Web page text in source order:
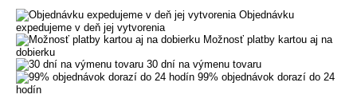
Objednávku
expedujeme v deň jej vytvorenia
Možnosť platby kartou aj na
dobierku
30 dní na výmenu tovaru
99% objednávok dorazí do 24
hodín